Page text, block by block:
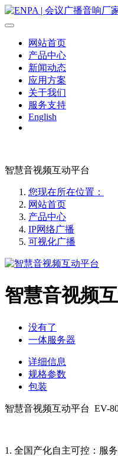
网站首页
产品中心
新闻动态
应用方案
关于我们
服务支持
English
智慧音视频互动平台
您现在所在位置：
网站首页
产品中心
IP网络广播
可视化广播
智慧音视频
没有了
一体服务器
详细信息
规格参数
包装
智慧音视频互动平台 EV-
1. 全国产化自主可控：服